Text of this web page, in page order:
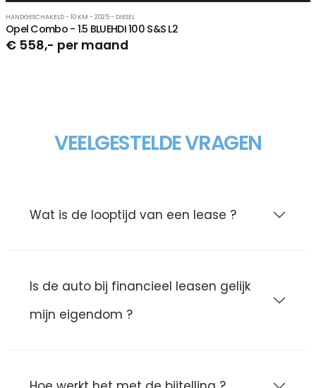
HANDGESCHAKELD - 10 KM - 2025 - DIESEL
Opel Combo - 1.5 BLUEHDI 100 S&S L2
€ 558,- per maand
VEELGESTELDE VRAGEN
Wat is de looptijd van een lease ?
Is de auto bij financieel leasen gelijk
mijn eigendom ?